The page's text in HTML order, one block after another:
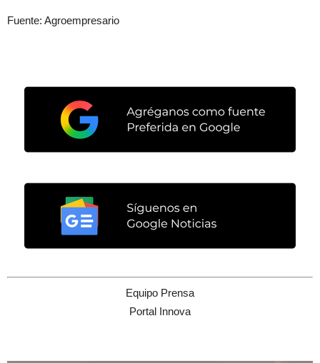
Fuente: Agroempresario
Equipo Prensa
Portal Innova